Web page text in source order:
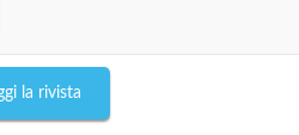
la rivista